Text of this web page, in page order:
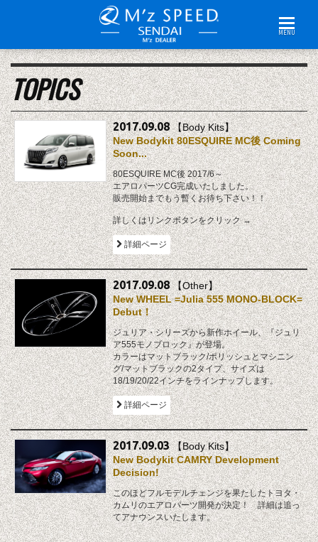
MENU
TOPICS
2017.09.08【Body Kits】
New Bodykit 80ESQUIRE MC後 Coming
Soon...
80ESQUIRE MC後 2017/6～
エアロパーツCG完成いたしました。
販売開始までもう暫くお待ち下さい！！
詳しくはリンクボタンをクリック →
詳細ページ
2017.09.08【Other】
New WHEEL =Julia 555 MONO-BLOCK=
Debut！
ジュリア・シリーズから新作ホイール、『ジュリ
ア555モノブロック』が登場。
カラーはマットブラック/ポリッシュとマシニン
グ/マットブラックの2タイプ、サイズは
18/19/20/22インチをラインナップします。
詳細ページ
2017.09.03【Body Kits】
New Bodykit CAMRY Development
Decision!
このほどフルモデルチェンジを果たしたトヨタ・
カムリのエアロパーツ開発が決定！ 詳細は追っ
てアナウンスいたします。